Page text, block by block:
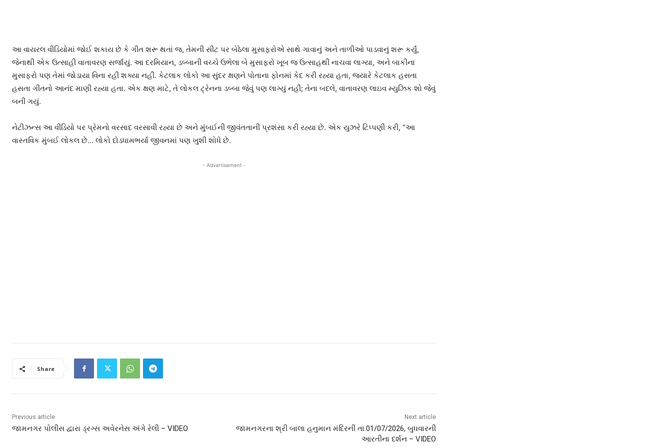
આ વાયરલ વીડિયોમાં જોઈ શકાય છે કે ગીત શરૂ થતાં જ, તેમની સીટ પર બેઠેલા મુસાફરોએ સાથે ગાવાનું અને તાળીઓ પાડવાનું શરૂ કર્યું,
જેનાથી એક ઉત્સાહી વાતાવરણ સર્જાયું. આ દરમિયાન, ડબ્બાની વચ્ચે ઉભેલા બે મુસાફરો ખૂબ જ ઉત્સાહથી નાચવા લાગ્યા, અને બાકીના
મુસાફરો પણ તેમાં જોડાયા વિના રહી શક્યા નહીં. કેટલાક લોકો આ સુંદર ક્ષણને પોતાના ફોનમાં કેદ કરી રહ્યા હતા, જ્યારે કેટલાક હસતા
હસતા ગીતનો આનંદ માણી રહ્યા હતા. એક ક્ષણ માટે, તે લોકલ ટ્રેનના ડબ્બા જેવું પણ લાગ્યું નહીં; તેના બદલે, વાતાવરણ લાઇવ મ્યુઝિક શો જેવું
બની ગયું.
નેટીઝન્સ આ વીડિયો પર પ્રેમનો વરસાદ વરસાવી રહ્યા છે અને મુંબઈની જીવંતતાની પ્રશંસા કરી રહ્યા છે. એક યુઝરે ટિપ્પણી કરી, “આ
વાસ્તવિક મુંબઈ લોકલ છે… લોકો દોડધામભર્યા જીવનમાં પણ ખુશી શોધે છે.
- Advertisement -
Share
Previous article
જામનગર પોલીસ દ્વારા ડ્રગ્સ અવેરનેસ અંગે રેલી – VIDEO
Next article
જામનગરના શ્રી બાલા હનુમાન મંદિરની તા.01/07/2026, બુધવારની
આરતીના દર્શન – VIDEO